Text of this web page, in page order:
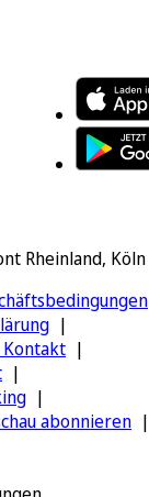
Rheinland, Köln
abonnieren